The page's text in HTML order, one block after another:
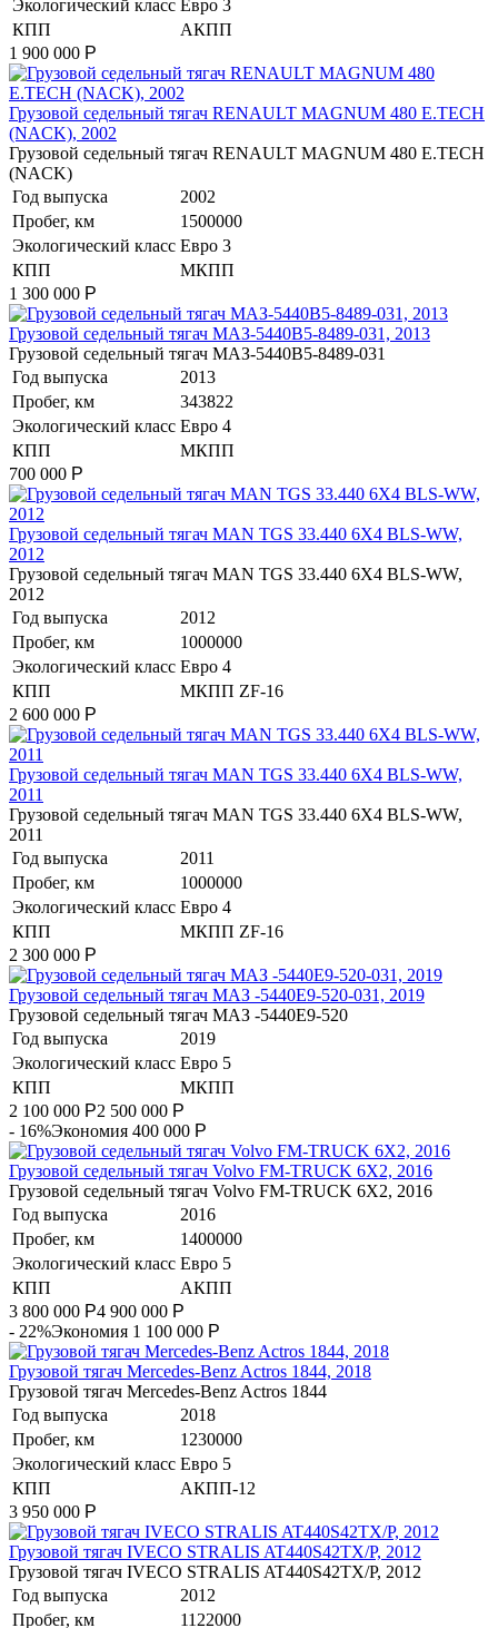
Экологический класс Евро 3
КПП
АКПП
1 900 000 Р
​Грузовой седельный тягач RENAULT MAGNUM 480 E.TECH
(NACK), 2002
​Грузовой седельный тягач RENAULT MAGNUM 480 E.TECH
(NACK)
Год выпуска
2002
Пробег, км
1500000
Экологический класс Евро 3
КПП
МКПП
1 300 000 Р
​Грузовой седельный тягач МАЗ-5440В5-8489-031, 2013
​Грузовой седельный тягач МАЗ-5440В5-8489-031
Год выпуска
2013
Пробег, км
343822
Экологический класс Евро 4
КПП
МКПП
700 000 Р
​Грузовой седельный тягач MAN TGS 33.440 6X4 BLS-WW,
2012
​Грузовой седельный тягач MAN TGS 33.440 6X4 BLS-WW,
2012
Год выпуска
2012
Пробег, км
1000000
Экологический класс Евро 4
КПП
МКПП ZF-16
2 600 000 Р
​Грузовой седельный тягач MAN TGS 33.440 6X4 BLS-WW,
2011
​Грузовой седельный тягач MAN TGS 33.440 6X4 BLS-WW,
2011
Год выпуска
2011
Пробег, км
1000000
Экологический класс Евро 4
КПП
МКПП ZF-16
2 300 000 Р
Грузовой седельный тягач МАЗ -5440Е9-520-031, 2019
Грузовой седельный тягач МАЗ -5440Е9-520
Год выпуска
2019
Экологический класс Евро 5
КПП
МКПП
2 100 000 Р2 500 000 Р
- 16%Экономия 400 000 Р
​Грузовой седельный тягач Volvo FM-TRUCK 6X2, 2016
​Грузовой седельный тягач Volvo FM-TRUCK 6X2, 2016
Год выпуска
2016
Пробег, км
1400000
Экологический класс Евро 5
КПП
АКПП
3 800 000 Р4 900 000 Р
- 22%Экономия 1 100 000 Р
Грузовой тягач Mercedes-Benz Actros 1844, 2018
Грузовой тягач Mercedes-Benz Actros 1844
Год выпуска
2018
Пробег, км
1230000
Экологический класс Евро 5
КПП
АКПП-12
3 950 000 Р
Грузовой тягач IVECO STRALIS AT440S42TX/P, 2012
Грузовой тягач IVECO STRALIS AT440S42TX/P, 2012
Год выпуска
2012
Пробег, км
1122000